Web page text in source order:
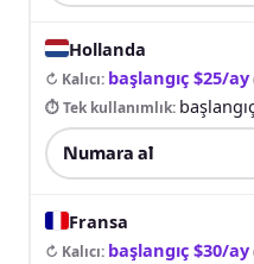
Hollanda
↻ Kalıcı: başlangıç $25/ay
⏱ Tek kullanımlık:
Numara al
Fransa
↻ Kalıcı: başlangıç $30/ay